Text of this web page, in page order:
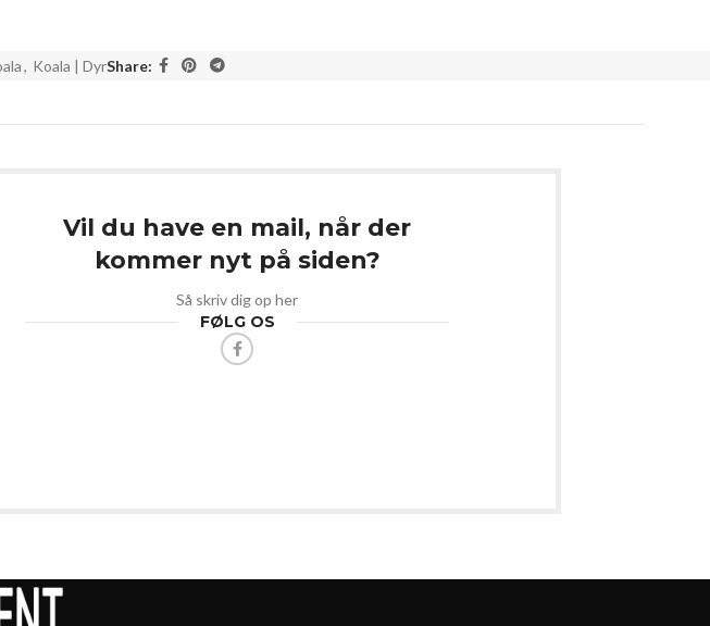
, Koala | DyrShare:
Vil du have en mail, når der
kommer nyt på siden?
Så skriv dig op her
FØLG OS